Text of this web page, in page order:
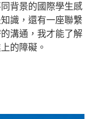
背景的國際學生感
識，還有一座聯繫
溝通，我才能了解
的障礙。